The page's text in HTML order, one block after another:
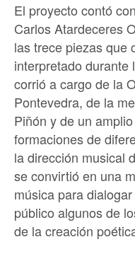
El proyecto contó
Carlos Atardeceres
las trece piezas que
interpretado durante
corrió a cargo de la
Pontevedra, de la
Piñón y de un
formaciones de
la dirección musical
se convirtió en una
música para
público algunos de
de la creación